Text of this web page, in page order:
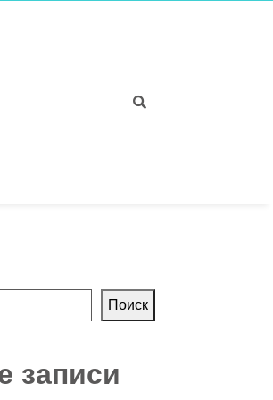
Поиск
записи